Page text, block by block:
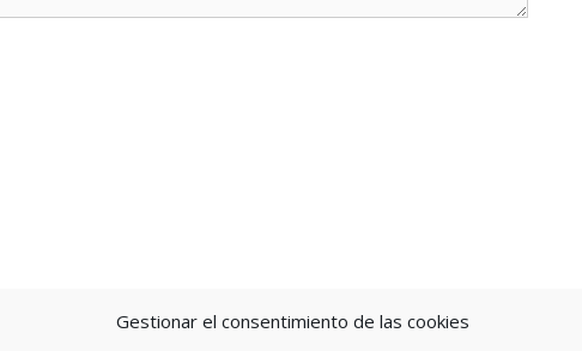
Gestionar el consentimiento de las cookies